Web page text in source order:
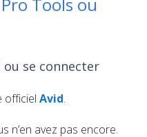
ou se connecter
officiel Avid.
n’en avez pas encore.